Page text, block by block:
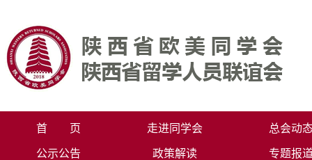
首 页 走进同学会 总会动
公示公告 政策解读 专题报